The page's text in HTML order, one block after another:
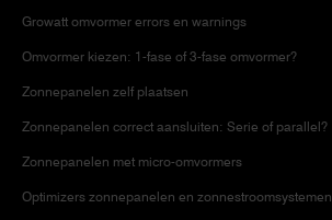
Growatt omvormer errors en warnings
Omvormer kiezen: 1-fase of 3-fase omvormer?
Zonnepanelen zelf plaatsen
Zonnepanelen correct aansluiten: Serie of parallel?
Zonnepanelen met micro-omvormers
Optimizers zonnepanelen en zonnestroomsystemen